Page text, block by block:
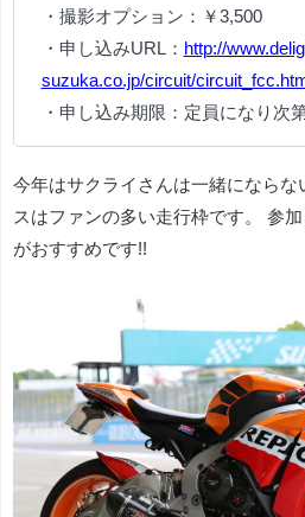
・撮影オプション：￥3,500
・申し込みURL： http://
suzuka.co.jp/circuit/
・申し込み期限：定員になり次
今年はサクライさんは一緒になら
スはファンの多い走行枠です。 参
がおすすめです!!